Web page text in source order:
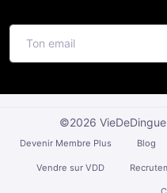
©2026
Devenir Membre Plus Blog
Vendre sur VDD